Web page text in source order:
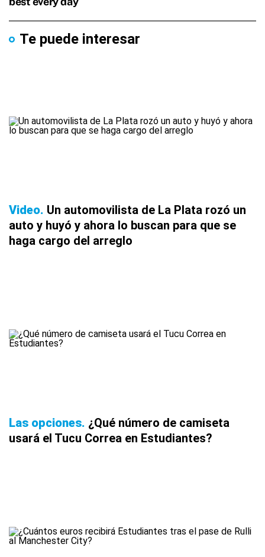
Te puede interesar
Video Un automovilista de La Plata rozó un
auto y huyó y ahora lo buscan para que se
haga cargo del arreglo
Las opciones ¿Qué número de camiseta
usará el Tucu Correa en Estudiantes?